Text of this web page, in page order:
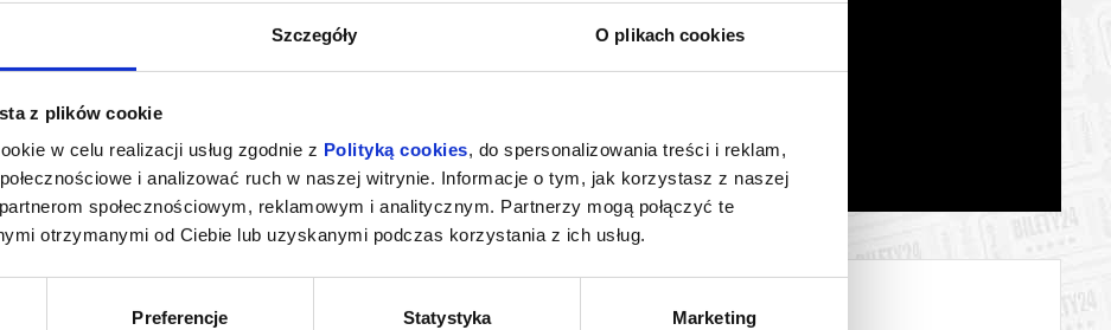
Szczegóły O plikach cookies
z plików cookie
w celu realizacji usług zgodnie z Polityką cookies, do spersonalizowania treści i reklam,
i analizować ruch w naszej witrynie. Informacje o tym, jak korzystasz z naszej
społecznościowym, reklamowym i analitycznym. Partnerzy mogą połączyć te
otrzymanymi od Ciebie lub uzyskanymi podczas korzystania z ich usług.
Preferencje Statystyka Marketing